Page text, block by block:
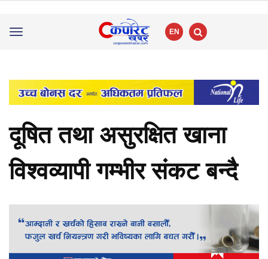
Toggle
EN
दूषित तथा असुरक्षित खाना
विश्वव्यापी गम्भीर संकट बन्दै